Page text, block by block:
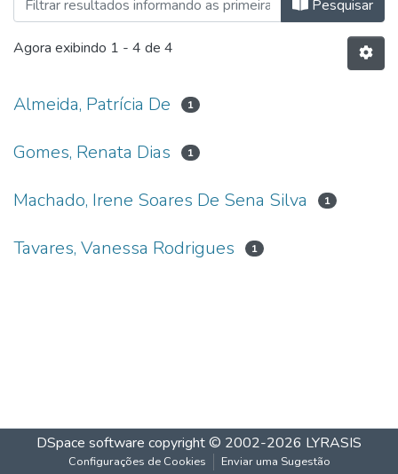
Pesquisar
Agora exibindo 1 - 4 de 4
Almeida, Patrícia De 1
Gomes, Renata Dias 1
Machado, Irene Soares De Sena Silva 1
Tavares, Vanessa Rodrigues 1
DSpace software copyright © 2002-2026 LYRASIS
Configurações de Cookies Enviar uma Sugestão